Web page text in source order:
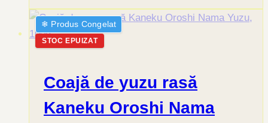
❄︎ Produs Congelat
STOC EPUIZAT
Coajă de yuzu rasă
Kaneku Oroshi Nama